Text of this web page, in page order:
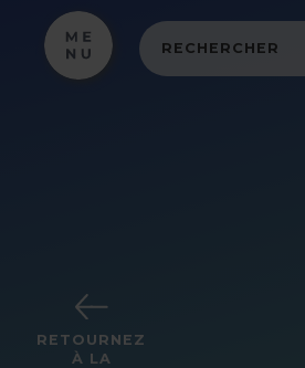
RETOURNEZ
À LA
Panneau de gestion des cookies